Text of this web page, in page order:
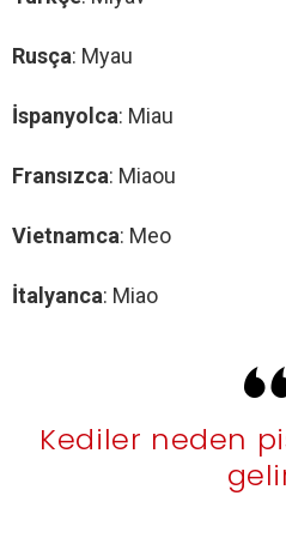
Rusça: Myau
İspanyolca: Miau
Fransızca: Miaou
Vietnamca: Meo
İtalyanca: Miao
Kediler neden